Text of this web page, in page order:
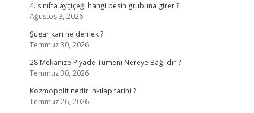
4. sınıfta ayçiçeği hangi besin grubuna girer ?
Ağustos 3, 2026
Şugar karı ne demek ?
Temmuz 30, 2026
28 Mekanize Piyade Tümeni Nereye Bağlıdır ?
Temmuz 30, 2026
Kozmopolit nedir inkılap tarihi ?
Temmuz 26, 2026